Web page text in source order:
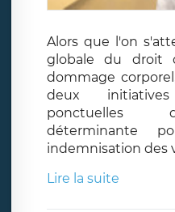
Alors que l'on
globale du droit
dommage
deux
ponctuelles
déterminante
indemnisation des
Lire la suite